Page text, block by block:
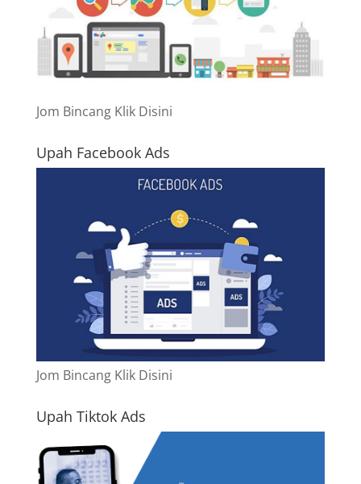
Jom Bincang Klik Disini
Upah Facebook Ads
Jom Bincang Klik Disini
Upah Tiktok Ads